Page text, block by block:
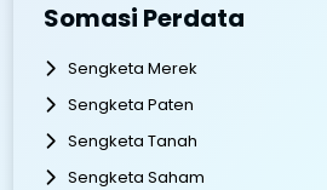
Somasi Perdata
Sengketa Merek
Sengketa Paten
Sengketa Tanah
Sengketa Saham